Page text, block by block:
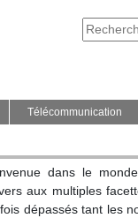
Télécommunication
dans le
aux multiples
dépassés tant les